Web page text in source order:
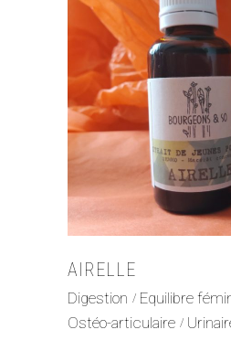
AIRELLE
Digestion
Equilibre
Ostéo-articulaire